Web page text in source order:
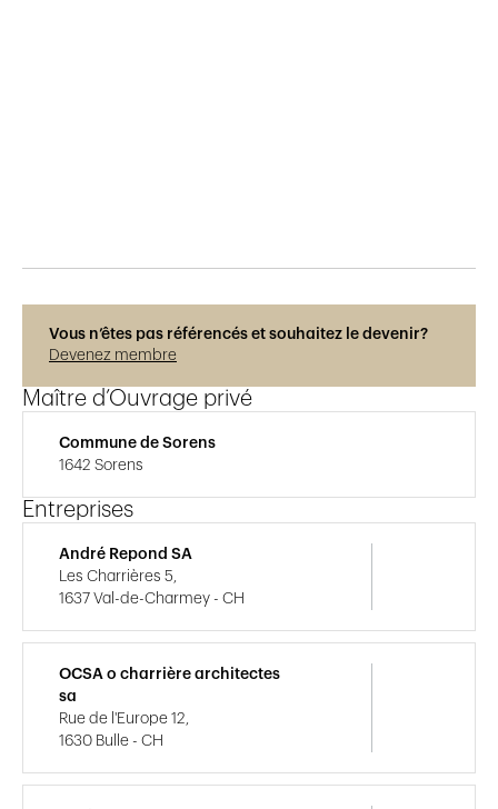
Vous n’êtes pas référencés et souhaitez le devenir?
Devenez membre
Maître d’Ouvrage privé
Commune de Sorens
1642 Sorens
Entreprises
André Repond SA
Les Charrières 5,
1637 Val-de-Charmey - CH
OCSA o charrière architectes
sa
Rue de l'Europe 12,
1630 Bulle - CH